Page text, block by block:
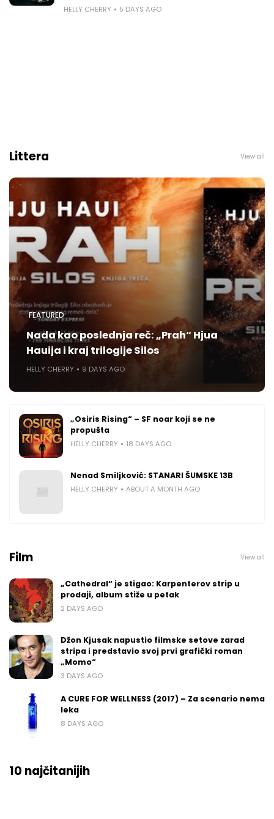
HELLY CHERRY 5 DAYS AGO
Littera View all
FEATURED
Nada kao poslednja reč: „Prah“ Hjua
Hauija i kraj trilogije Silos
HELLY CHERRY 9 DAYS AGO
„Osiris Rising“ – SF noar koji se ne
propušta
HELLY CHERRY 18 DAYS AGO
Nenad Smiljković: STANARI ŠUMSKE 13B
HELLY CHERRY ABOUT A MONTH AGO
Film View all
„Cathedral“ je stigao: Karpenterov strip u
prodaji, album stiže u petak
2 DAYS AGO
Džon Kjusak napustio filmske setove zarad
stripa i predstavio svoj prvi grafički roman
„Momo“
3 DAYS AGO
A CURE FOR WELLNESS (2017) – Za scenario nema
leka
8 DAYS AGO
10 najčitanijih